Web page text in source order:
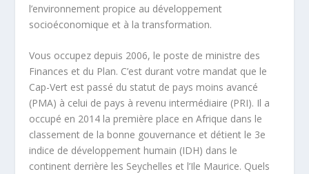
l’environnement propice au développement
socioéconomique et à la transformation.
Vous occupez depuis 2006, le poste de ministre des
Finances et du Plan. C’est durant votre mandat que le
Cap-Vert est passé du statut de pays moins avancé
(PMA) à celui de pays à revenu intermédiaire (PRI). Il a
occupé en 2014 la première place en Afrique dans le
classement de la bonne gouvernance et détient le 3e
indice de développement humain (IDH) dans le
continent derrière les Seychelles et l’Ile Maurice. Quels